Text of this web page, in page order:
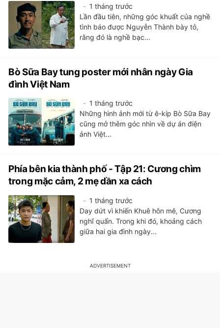
1 tháng trước
Lần đầu tiên, những góc khuất của nghề
tình báo được Nguyễn Thành bày tỏ,
rằng đó là nghề bạc...
Bò Sữa Bay tung poster mới nhân ngày Gia
đình Việt Nam
1 tháng trước
Những hình ảnh mới từ ê-kíp Bò Sữa Bay
cũng mở thêm góc nhìn về dự án điện
ảnh Việt...
Phía bên kia thành phố - Tập 21: Cương chìm
trong mặc cảm, 2 mẹ dần xa cách
1 tháng trước
Day dứt vì khiến Khuê hôn mê, Cương
nghĩ quẩn. Trong khi đó, khoảng cách
giữa hai gia đình ngày...